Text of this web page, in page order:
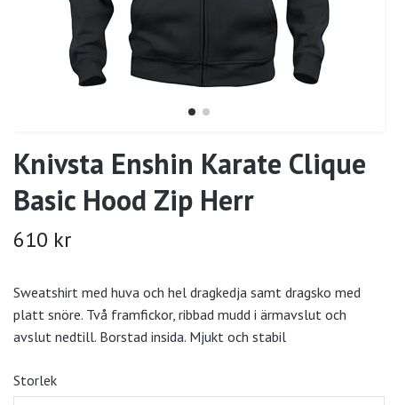
Knivsta Enshin Karate Clique
Basic Hood Zip Herr
610 kr
Sweatshirt med huva och hel dragkedja samt dragsko med
platt snöre. Två framfickor, ribbad mudd i ärmavslut och
avslut nedtill. Borstad insida. Mjukt och stabil
Storlek